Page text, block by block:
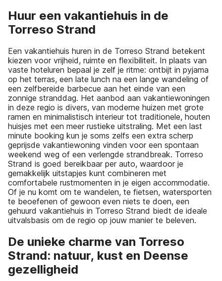
Huur een vakantiehuis in de
Torreso Strand
Een vakantiehuis huren in de Torreso Strand betekent
kiezen voor vrijheid, ruimte en flexibiliteit. In plaats van
vaste hoteluren bepaal je zelf je ritme: ontbijt in pyjama
op het terras, een late lunch na een lange wandeling of
een zelfbereide barbecue aan het einde van een
zonnige stranddag. Het aanbod aan vakantiewoningen
in deze regio is divers, van moderne huizen met grote
ramen en minimalistisch interieur tot traditionele, houten
huisjes met een meer rustieke uitstraling. Met een last
minute booking kun je soms zelfs een extra scherp
geprijsde vakantiewoning vinden voor een spontaan
weekend weg of een verlengde strandbreak. Torreso
Strand is goed bereikbaar per auto, waardoor je
gemakkelijk uitstapjes kunt combineren met
comfortabele rustmomenten in je eigen accommodatie.
Of je nu komt om te wandelen, te fietsen, watersporten
te beoefenen of gewoon even niets te doen, een
gehuurd vakantiehuis in Torreso Strand biedt de ideale
uitvalsbasis om de regio op jouw manier te beleven.
De unieke charme van Torreso
Strand: natuur, kust en Deense
gezelligheid